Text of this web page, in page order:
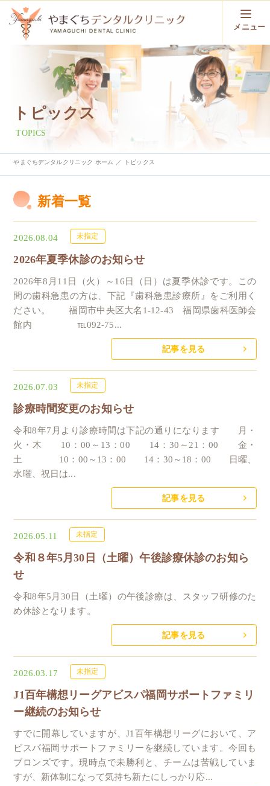
メニュー
トピックス
TOPICS
やまぐちデンタルクリニック ホーム トピックス
新着一覧
2026.08.04 未指定
2026年夏季休診のお知らせ
2026年8月11日（火）～16日（日）は夏季休診です。この
間の歯科急患の方は、下記『歯科急患診療所』をご利用く
ださい。 福岡市中央区大名1-12-43 福岡県歯科医師会
館内 ℡092-75...
記事を見る
2026.07.03 未指定
診療時間変更のお知らせ
令和8年7月より診療時間は下記の通りになります 月・
火・木 10：00～13：00 14：30～21：00 金・
土 10：00～13：00 14：30～18：00 日曜、
水曜、祝日は...
記事を見る
2026.05.11 未指定
令和８年5月30日（土曜）午後診療休診のお知ら
せ
令和8年5月30日（土曜）の午後診療は、スタッフ研修のた
め休診となります。
記事を見る
2026.03.17 未指定
J1百年構想リーグアビスパ福岡サポートファミリ
ー継続のお知らせ
すでに開幕していますが、J1百年構想リーグにおいて、ア
ビスパ福岡サポートファミリーを継続しています。今回も
ブロンズです。現時点で未勝利と、チームは苦戦していま
すが、新体制になって気持ち新たにしっかり応...